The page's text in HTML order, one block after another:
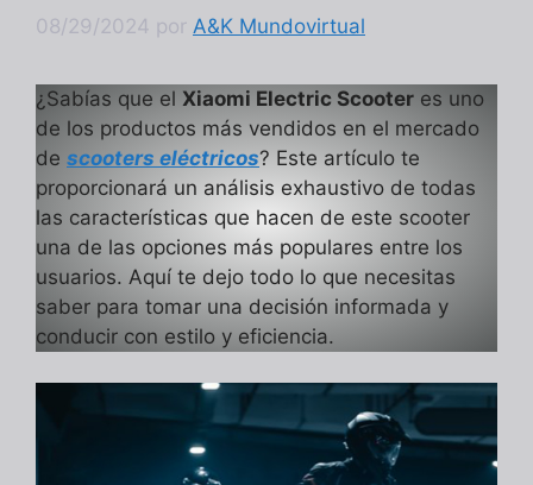
08/29/2024 por A&K Mundovirtual
¿Sabías que el Xiaomi Electric Scooter es uno
de los productos más vendidos en el mercado
de scooters eléctricos? Este artículo te
proporcionará un análisis exhaustivo de todas
las características que hacen de este scooter
una de las opciones más populares entre los
usuarios. Aquí te dejo todo lo que necesitas
saber para tomar una decisión informada y
conducir con estilo y eficiencia.